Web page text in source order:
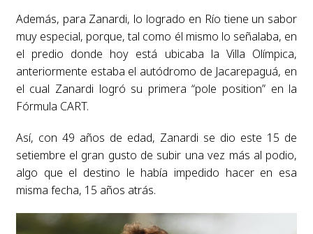
Además, para Zanardi, lo logrado en Río tiene un sabor
muy especial, porque, tal como él mismo lo señalaba, en
el predio donde hoy está ubicaba la Villa Olímpica,
anteriormente estaba el autódromo de Jacarepaguá, en
el cual Zanardi logró su primera “pole position” en la
Fórmula CART.
Así, con 49 años de edad, Zanardi se dio este 15 de
setiembre el gran gusto de subir una vez más al podio,
algo que el destino le había impedido hacer en esa
misma fecha, 15 años atrás.